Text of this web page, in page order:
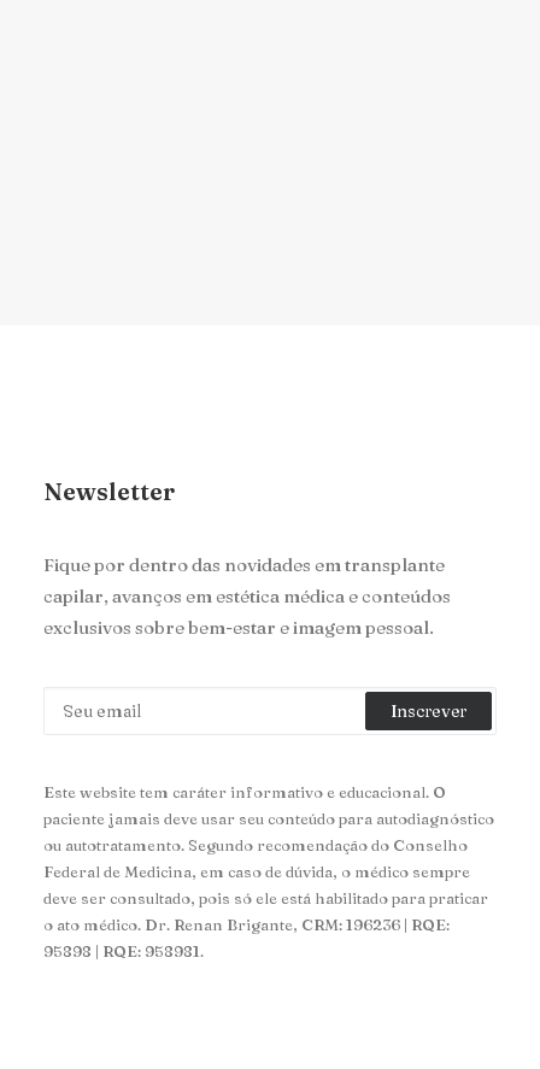
Newsletter
Fique por dentro das novidades em transplante
capilar, avanços em estética médica e conteúdos
exclusivos sobre bem-estar e imagem pessoal.
Este website tem caráter informativo e educacional. O
paciente jamais deve usar seu conteúdo para autodiagnóstico
ou autotratamento. Segundo recomendação do Conselho
Federal de Medicina, em caso de dúvida, o médico sempre
deve ser consultado, pois só ele está habilitado para praticar
o ato médico. Dr. Renan Brigante, CRM: 196236 | RQE:
95898 | RQE: 958981.